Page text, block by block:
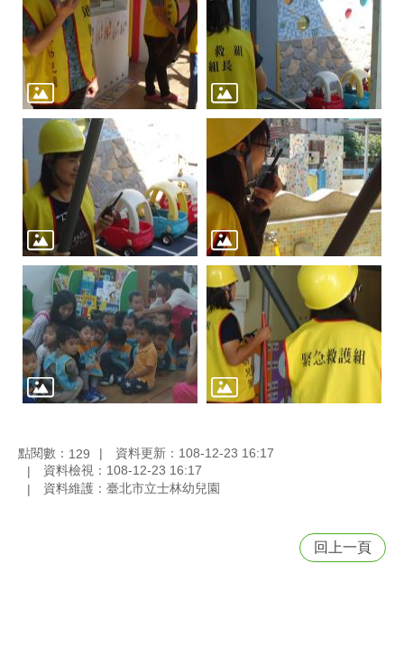
點閱數： 129
資料更新：108-12-23 16:17
資料檢視：108-12-23 16:17
資料維護：臺北市立士林幼兒園
回上一頁